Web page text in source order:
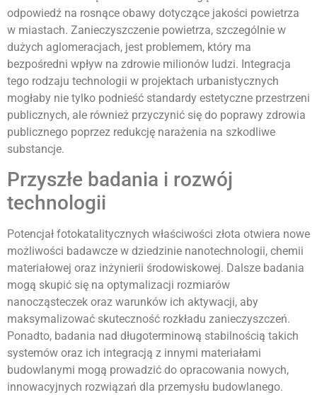
odpowiedź na rosnące obawy dotyczące jakości powietrza
w miastach. Zanieczyszczenie powietrza, szczególnie w
dużych aglomeracjach, jest problemem, który ma
bezpośredni wpływ na zdrowie milionów ludzi. Integracja
tego rodzaju technologii w projektach urbanistycznych
mogłaby nie tylko podnieść standardy estetyczne przestrzeni
publicznych, ale również przyczynić się do poprawy zdrowia
publicznego poprzez redukcję narażenia na szkodliwe
substancje.
Przyszłe badania i rozwój
technologii
Potencjał fotokatalitycznych właściwości złota otwiera nowe
możliwości badawcze w dziedzinie nanotechnologii, chemii
materiałowej oraz inżynierii środowiskowej. Dalsze badania
mogą skupić się na optymalizacji rozmiarów
nanocząsteczek oraz warunków ich aktywacji, aby
maksymalizować skuteczność rozkładu zanieczyszczeń.
Ponadto, badania nad długoterminową stabilnością takich
systemów oraz ich integracją z innymi materiałami
budowlanymi mogą prowadzić do opracowania nowych,
innowacyjnych rozwiązań dla przemysłu budowlanego.